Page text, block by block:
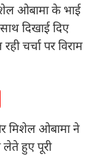
ओबामा के भाई
दिखाई दिए
चर्चा पर विराम
मिशेल ओबामा ने
हुए पूरी